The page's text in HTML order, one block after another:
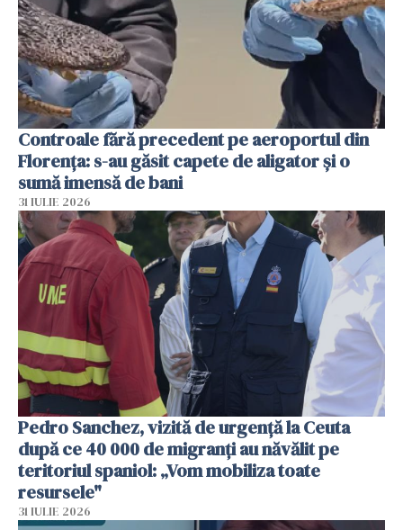
Controale fără precedent pe aeroportul din
Florența: s-au găsit capete de aligator și o
sumă imensă de bani
31 IULIE 2026
Pedro Sanchez, vizită de urgență la Ceuta
după ce 40 000 de migranți au năvălit pe
teritoriul spaniol: „Vom mobiliza toate
resursele"
31 IULIE 2026